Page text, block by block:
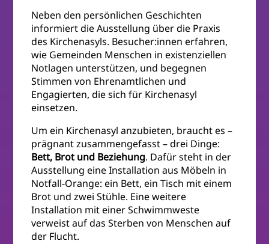
Neben den persönlichen Geschichten
informiert die Ausstellung über die Praxis
des Kirchenasyls. Besucher:innen erfahren,
wie Gemeinden Menschen in existenziellen
Notlagen unterstützen, und begegnen
Stimmen von Ehrenamtlichen und
Engagierten, die sich für Kirchenasyl
einsetzen.
Um ein Kirchenasyl anzubieten, braucht es –
prägnant zusammengefasst – drei Dinge:
Bett, Brot und Beziehung. Dafür steht in der
Ausstellung eine Installation aus Möbeln in
Notfall-Orange: ein Bett, ein Tisch mit einem
Brot und zwei Stühle. Eine weitere
Installation mit einer Schwimmweste
verweist auf das Sterben von Menschen auf
der Flucht.